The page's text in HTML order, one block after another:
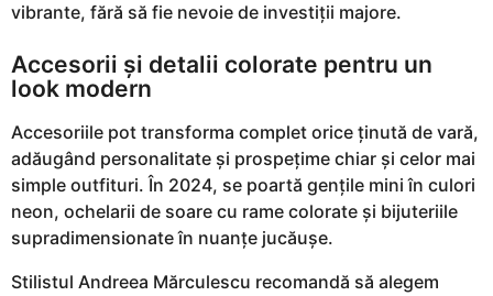
vibrante, fără să fie nevoie de investiții majore.
Accesorii și detalii colorate pentru un
look modern
Accesoriile pot transforma complet orice ținută de vară,
adăugând personalitate și prospețime chiar și celor mai
simple outfituri. În 2024, se poartă gențile mini în culori
neon, ochelarii de soare cu rame colorate și bijuteriile
supradimensionate în nuanțe jucăușe.
Stilistul Andreea Mărculescu recomandă să alegem